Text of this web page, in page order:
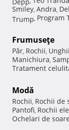
Smiley, Andra,
Trump, Program
Frumuseţe
Păr, Rochii, Unghii
Manichiura,
Tratament
Modă
Rochii, Rochii de
Pantofi, Rochii
Ochelari de soare